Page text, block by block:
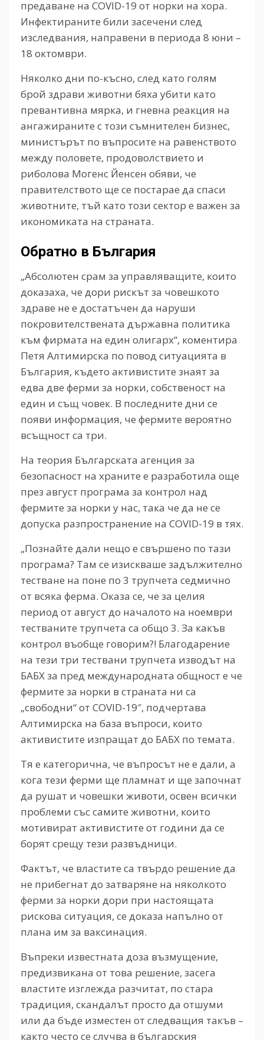
предаване на COVID-19 от норки на хора.
Инфектираните били засечени след
изследвания, направени в периода 8 юни –
18 октомври.
Няколко дни по-късно, след като голям
брой здрави животни бяха убити като
превантивна мярка, и гневна реакция на
ангажираните с този съмнителен бизнес,
министърът по въпросите на равенството
между половете, продоволствието и
риболова Могенс Йенсен обяви, че
правителството ще се постарае да спаси
животните, тъй като този сектор е важен за
икономиката на страната.
Обратно в България
„Абсолютен срам за управляващите, които
доказаха, че дори рискът за човешкото
здраве не е достатъчен да наруши
покровителствената държавна политика
към фирмата на един олигарх“, коментира
Петя Алтимирска по повод ситуацията в
България, където активистите знаят за
едва две ферми за норки, собственост на
един и същ човек. В последните дни се
появи информация, че фермите вероятно
всъщност са три.
На теория Българската агенция за
безопасност на храните е разработила още
през август програма за контрол над
фермите за норки у нас, така че да не се
допуска разпространение на COVID-19 в тях.
„Познайте дали нещо е свършено по тази
програма? Там се изискваше задължително
тестване на поне по 3 трупчета седмично
от всяка ферма. Оказа се, че за целия
период от август до началото на ноември
тестваните трупчета са общо 3. За какъв
контрол въобще говорим?! Благодарение
на тези три тествани трупчета изводът на
БАБХ за пред международната общност е че
фермите за норки в страната ни са
„свободни“ от COVID-19″, подчертава
Алтимирска на база въпроси, които
активистите изпращат до БАБХ по темата.
Тя е категорична, че въпросът не е дали, а
кога тези ферми ще пламнат и ще започнат
да рушат и човешки животи, освен всички
проблеми със самите животни, които
мотивират активистите от години да се
борят срещу тези развъдници.
Фактът, че властите са твърдо решение да
не прибегнат до затваряне на няколкото
ферми за норки дори при настоящата
рискова ситуация, се доказа напълно от
плана им за ваксинация.
Въпреки известната доза възмущение,
предизвикана от това решение, засега
властите изглежда разчитат, по стара
традиция, скандалът просто да отшуми
или да бъде изместен от следващия такъв –
както често се случва в българския